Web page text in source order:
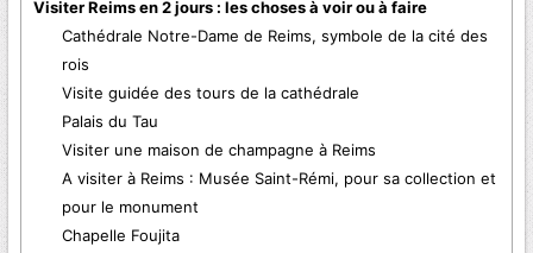
Visiter Reims en 2 jours : les choses à voir ou à faire
Cathédrale Notre-Dame de Reims, symbole de la cité des
rois
Visite guidée des tours de la cathédrale
Palais du Tau
Visiter une maison de champagne à Reims
A visiter à Reims : Musée Saint-Rémi, pour sa collection et
pour le monument
Chapelle Foujita